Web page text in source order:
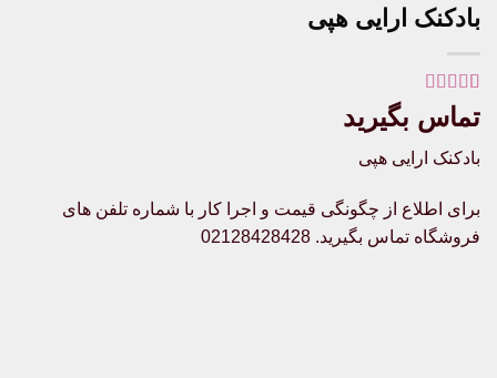
بادکنک ارایی هپی
امتیاز
از 5
امتیاز
1
تماس بگیرید
بادکنک ارایی هپی
برای اطلاع از چگونگی قیمت و اجرا کار با شماره تلفن های
فروشگاه تماس بگیرید. 02128428428